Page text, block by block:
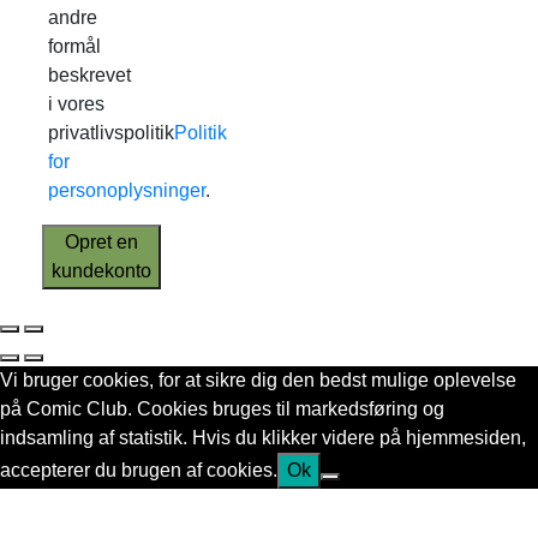
andre
formål
beskrevet
i vores
privatlivspolitikPolitik
for
personoplysninger.
Opret en
kundekonto
Vi bruger cookies, for at sikre dig den bedst mulige oplevelse
på Comic Club. Cookies bruges til markedsføring og
indsamling af statistik. Hvis du klikker videre på hjemmesiden,
accepterer du brugen af cookies. Ok